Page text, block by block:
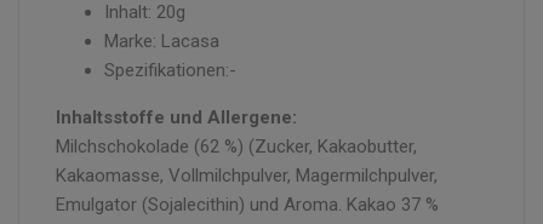
Inhalt: 20g
Marke: Lacasa
Spezifikationen:-
Inhaltsstoffe und Allergene:
Milchschokolade (62 %) (Zucker, Kakaobutter,
Kakaomasse, Vollmilchpulver, Magermilchpulver,
Emulgator (Sojalecithin) und Aroma. Kakao 37 %